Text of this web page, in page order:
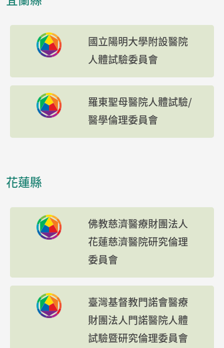
國立陽明大學附設醫院
人體試驗委員會
羅東聖母醫院人體試驗/
醫學倫理委員會
花蓮縣
佛教慈濟醫療財團法人
花蓮慈濟醫院研究倫理
委員會
臺灣基督教門諾會醫療
財團法人門諾醫院人體
試驗暨研究倫理委員會